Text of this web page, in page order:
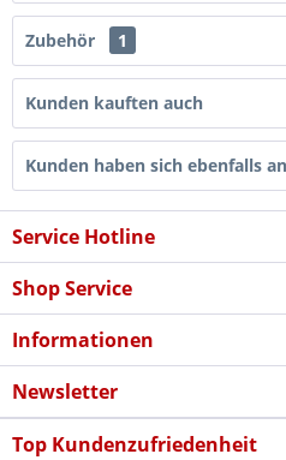
Zubehör 1
Kunden kauften auch
Kunden haben sich ebenfalls
Service Hotline
Shop Service
Informationen
Newsletter
Top Kundenzufriedenheit